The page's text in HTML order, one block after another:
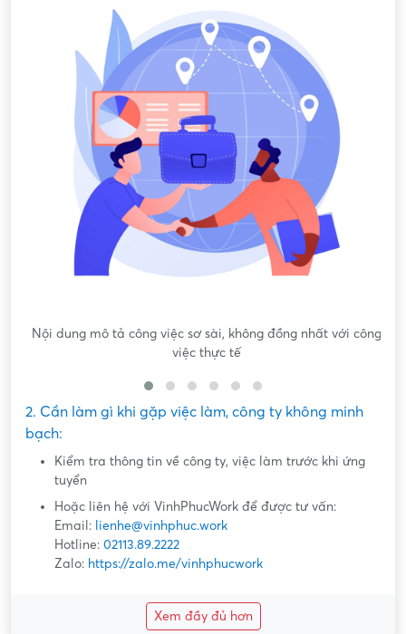
Nội dung mô tả công việc sơ sài, không đồng nhất với công
việc thực tế
2. Cần làm gì khi gặp việc làm, công ty không minh
bạch:
Kiểm tra thông tin về công ty, việc làm trước khi ứng
tuyển
Hoặc liên hệ với VinhPhucWork để được tư vấn:
Email: lienhe@vinhphuc.work
Hotline: 02113.89.2222
Zalo: https://zalo.me/vinhphucwork
Xem đầy đủ hơn